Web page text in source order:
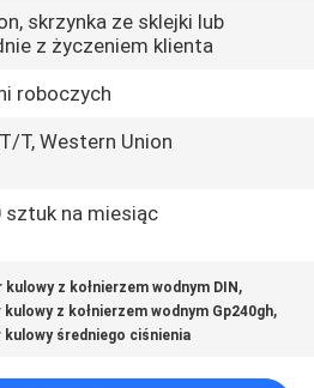
skrzynka ze sklejki lub
z życzeniem klienta
roboczych
T, Western Union
sztuk na miesiąc
kulowy z kołnierzem wodnym DIN ,
kulowy z kołnierzem wodnym Gp240gh,
kulowy średniego ciśnienia